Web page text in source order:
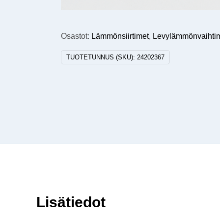
Osastot: Lämmönsiirtimet,
TUOTETUNNUS (SKU):24202367
Lisätiedot